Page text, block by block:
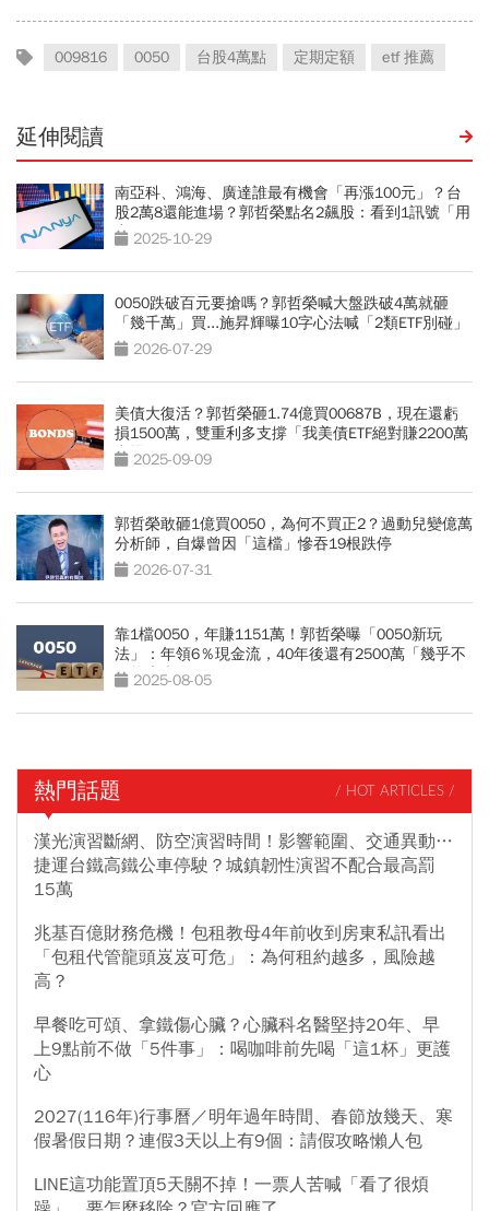
009816 0050 台股4萬點 定期定額 etf 推薦
延伸閱讀
南亞科、鴻海、廣達誰最有機會「再漲100元」？台
股2萬8還能進場？郭哲榮點名2飆股：看到1訊號「用
力買」
2025-10-29
0050跌破百元要搶嗎？郭哲榮喊大盤跌破4萬就砸
「幾千萬」買...施昇輝曝10字心法喊「2類ETF別碰」
2026-07-29
美債大復活？郭哲榮砸1.74億買00687B，現在還虧
損1500萬，雙重利多支撐「我美債ETF絕對賺2200萬
出場」
2025-09-09
郭哲榮敢砸1億買0050，為何不買正2？過動兒變億萬
分析師，自爆曾因「這檔」慘吞19根跌停
2026-07-31
靠1檔0050，年賺1151萬！郭哲榮曝「0050新玩
法」：年領6％現金流，40年後還有2500萬「幾乎不
可能賣光」
2025-08-05
熱門話題 / HOT ARTICLES /
漢光演習斷網、防空演習時間！影響範圍、交通異動…
捷運台鐵高鐵公車停駛？城鎮韌性演習不配合最高罰
15萬
兆基百億財務危機！包租教母4年前收到房東私訊看出
「包租代管龍頭岌岌可危」：為何租約越多，風險越
高？
早餐吃可頌、拿鐵傷心臟？心臟科名醫堅持20年、早
上9點前不做「5件事」：喝咖啡前先喝「這1杯」更護
心
2027(116年)行事曆／明年過年時間、春節放幾天、寒
假暑假日期？連假3天以上有9個：請假攻略懶人包
LINE這功能置頂5天關不掉！一票人苦喊「看了很煩